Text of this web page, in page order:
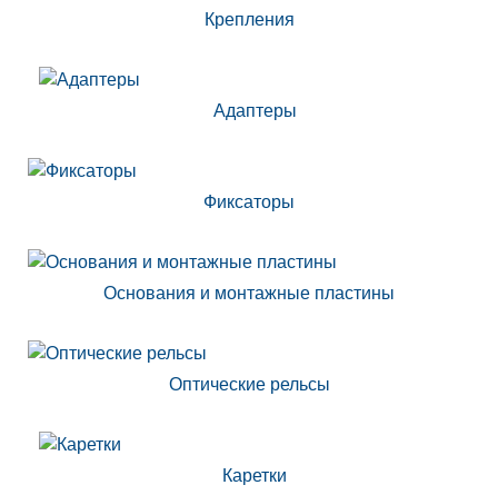
Крепления
Адаптеры
Фиксаторы
Основания и монтажные пластины
Оптические рельсы
Каретки